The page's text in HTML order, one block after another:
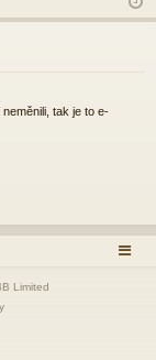
sit ro
tak je to e-
Limited